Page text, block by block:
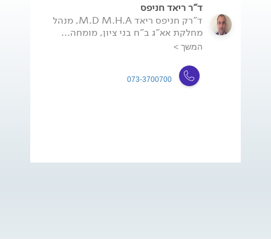
ד"ר ריאד חניפס
ד"רק חניפס ריאד M.D M.H.A, מנהל
מחלקת אא"ג ב"ח בני ציון, מומחה...
המשך >
073-3700700